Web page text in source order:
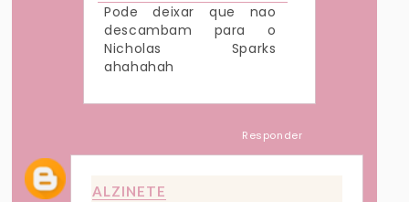
Pode deixar que nao
descambam para o
Nicholas Sparks
ahahahah
Responder
ALZINETE